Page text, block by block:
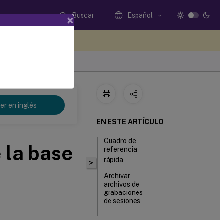
Buscar Español
en inglés
base
>
EN ESTE ARTÍCULO
Cuadro de
referencia
rápida
Archivar
archivos de
grabaciones
de sesiones
×